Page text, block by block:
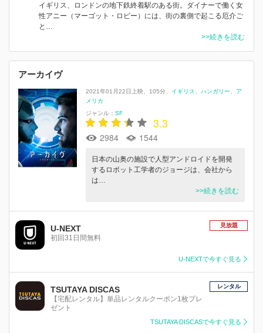
イギリス、ロンドンの地下鉄終着駅のある街。ダイナーで働く女
性アニー（マーゴット・ロビー）には、街の裏側で起こる厄介ご
と…
>>続きを読む
アーカイヴ
2021年01月22日上映 105分 イギリス ハンガリー
ア
メリカ
ジャンル： SF
3.3
2984 1544
日本の山奥の施設で人型アンドロイドを開発
するロボット工学者のジョージは、会社から
は…
>>続きを読む
U-NEXT
初回31日間無料
見放題
U-NEXTで今すぐ見る
TSUTAYA DISCAS
【宅配レンタル】単品レンタルクーポン1枚プレ
ゼント
レンタル
TSUTAYA DISCASで今すぐ見る